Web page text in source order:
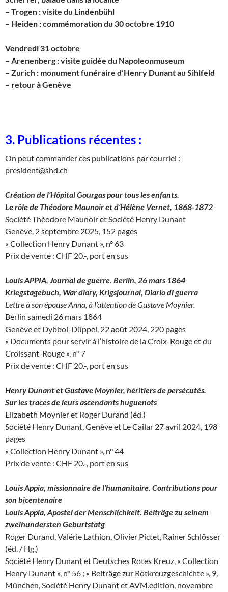
– Trogen : visite du Lindenbühl
– Heiden : commémoration du 30 octobre 1910
Vendredi 31 octobre
– Arenenberg : visite guidée du Napoleonmuseum
– Zurich : monument funéraire d’Henry Dunant au Sihlfeld
– retour à Genève
3. Publications récentes :
On peut commander ces publications par courriel :
president@shd.ch
Création de l’Hôpital Gourgas pour tous les enfants.
Le rôle de Théodore Maunoir et d’Hélène Vernet, 1868-1872
Société Théodore Maunoir et Société Henry Dunant
Genève, 2 septembre 2025, 152 pages
« Collection Henry Dunant », n° 63
Prix de vente : CHF 20.-, port en sus
Louis APPIA, Journal de guerre. Berlin, 26 mars 1864
Kriegstagebuch, War diary, Krigsjournal, Diario di guerra
Lettre à son épouse Anna, à l’attention de Gustave Moynier.
Berlin samedi 26 mars 1864
Genève et Dybbol-Düppel, 22 août 2024, 220 pages
« Documents pour servir à l’histoire de la Croix-Rouge et du
Croissant-Rouge », n° 7
Prix de vente : CHF 20.-, port en sus
Henry Dunant et Gustave Moynier, héritiers de persécutés.
Sur les traces de leurs ascendants huguenots
Elizabeth Moynier et Roger Durand (éd.)
Société Henry Dunant, Genève et Le Cailar 27 avril 2024, 198
pages
« Collection Henry Dunant », n° 44
Prix de vente : CHF 20.-, port en sus
Louis Appia, missionnaire de l’humanitaire. Contributions pour
son bicentenaire
Louis Appia, Apostel der Menschlichkeit. Beiträge zu seinem
zweihundersten Geburtstatg
Roger Durand, Valérie Lathion, Olivier Pictet, Rainer Schlösser
(éd. / Hg.)
Société Henry Dunant et Deutsches Rotes Kreuz, « Collection
Henry Dunant », n° 56 ; « Beiträge zur Rotkreuzgeschichte », 9,
München, Société Henry Dunant et AVM.edition, novembre